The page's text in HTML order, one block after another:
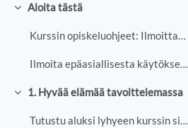
Tiivistä
Aloita tästä
Kurssin opiskeluohjeet: Ilmoittaudu kurssille täst...
Ilmoita epäasiallisesta käytöksestä
Tiivistä
1. Hyvää elämää tavoittelemassa
Tutustu aluksi lyhyeen kurssin sisältöön johdattel...